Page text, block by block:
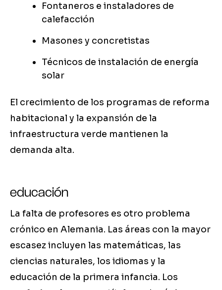
Fontaneros e instaladores de
calefacción
Masones y concretistas
Técnicos de instalación de energía
solar
El crecimiento de los programas de reforma
habitacional y la expansión de la
infraestructura verde mantienen la
demanda alta.
educación
La falta de profesores es otro problema
crónico en Alemania. Las áreas con la mayor
escasez incluyen las matemáticas, las
ciencias naturales, los idiomas y la
educación de la primera infancia. Los